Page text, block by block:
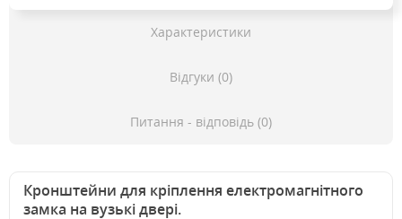
Характеристики
Відгуки (0)
Питання - відповідь (0)
Кронштейни для кріплення електромагнітного
замка на вузькі двері.